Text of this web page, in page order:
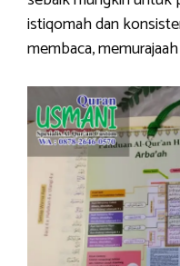
istiqomah dan
membaca,